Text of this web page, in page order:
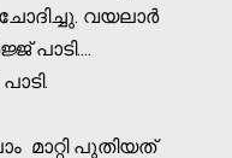
വയലാര്‍
പാടി....
മാറ്റി പുതിയത്